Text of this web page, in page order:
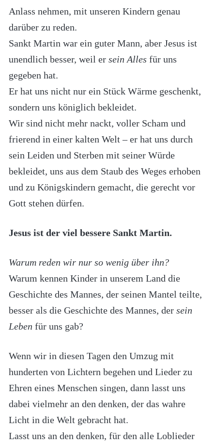
Anlass nehmen, mit unseren Kindern genau
darüber zu reden.
Sankt Martin war ein guter Mann, aber Jesus ist
unendlich besser, weil er sein Alles für uns
gegeben hat.
Er hat uns nicht nur ein Stück Wärme geschenkt,
sondern uns königlich bekleidet.
Wir sind nicht mehr nackt, voller Scham und
frierend in einer kalten Welt – er hat uns durch
sein Leiden und Sterben mit seiner Würde
bekleidet, uns aus dem Staub des Weges erhoben
und zu Königskindern gemacht, die gerecht vor
Gott stehen dürfen.
Jesus ist der viel bessere Sankt Martin.
Warum reden wir nur so wenig über ihn?
Warum kennen Kinder in unserem Land die
Geschichte des Mannes, der seinen Mantel teilte,
besser als die Geschichte des Mannes, der sein
Leben für uns gab?
Wenn wir in diesen Tagen den Umzug mit
hunderten von Lichtern begehen und Lieder zu
Ehren eines Menschen singen, dann lasst uns
dabei vielmehr an den denken, der das wahre
Licht in die Welt gebracht hat.
Lasst uns an den denken, für den alle Loblieder